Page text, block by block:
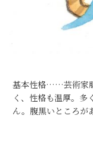
基本性格……芸術家
く、性格も温厚。多
ん。腹黒いところが